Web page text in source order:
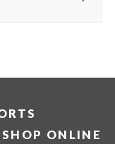
ONLINE